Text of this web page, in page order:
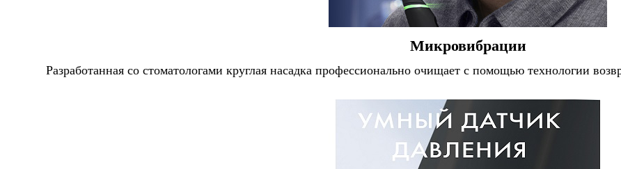
Микровибрации
Разработанная со стоматологами круглая насадка профессионально очищает с помощью технологии